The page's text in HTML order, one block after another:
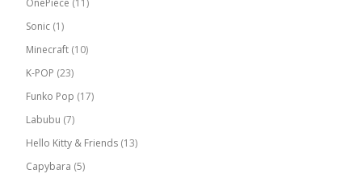
OnePiece (11)
Sonic (1)
Minecraft (10)
K-POP (23)
Funko Pop (17)
Labubu (7)
Hello Kitty & Friends (13)
Capybara (5)